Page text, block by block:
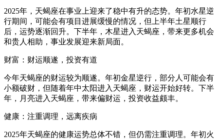
2025年，天蝎座在事业上迎来了稳中有升的态势。年初水星逆
行期间，可能会有项目进展缓慢的情况，但上半年土星顺行
后，运势逐渐回升。下半年，木星进入天蝎座，带来更多机会
和贵人相助，事业发展迎来新局面。
财富：财运顺遂，投资有道
今年天蝎座的财运较为顺遂。年初金星逆行，部分人可能会有
小额破财，但随着年中太阳进入天蝎座，财运开始好转。下半
年，月亮进入天蝎座，带来偏财运，投资收益颇丰。
健康：注重调理，远离疾病
2025年天蝎座的健康运势总体不错，但仍需注重调理。年初火